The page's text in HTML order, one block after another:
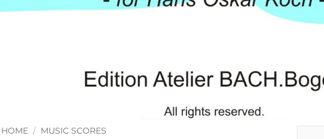
HOME / MUSIC SCORES